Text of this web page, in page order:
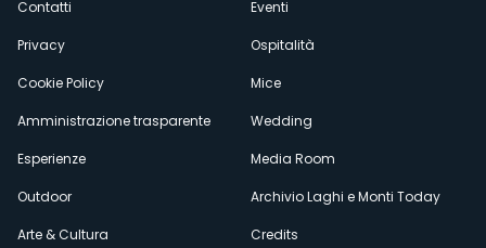
Contatti
Privacy
Cookie Policy
Amministrazione trasparente
Esperienze
Outdoor
Arte & Cultura
Eventi
Ospitalità
Mice
Wedding
Media Room
Archivio Laghi e Monti Today
Credits